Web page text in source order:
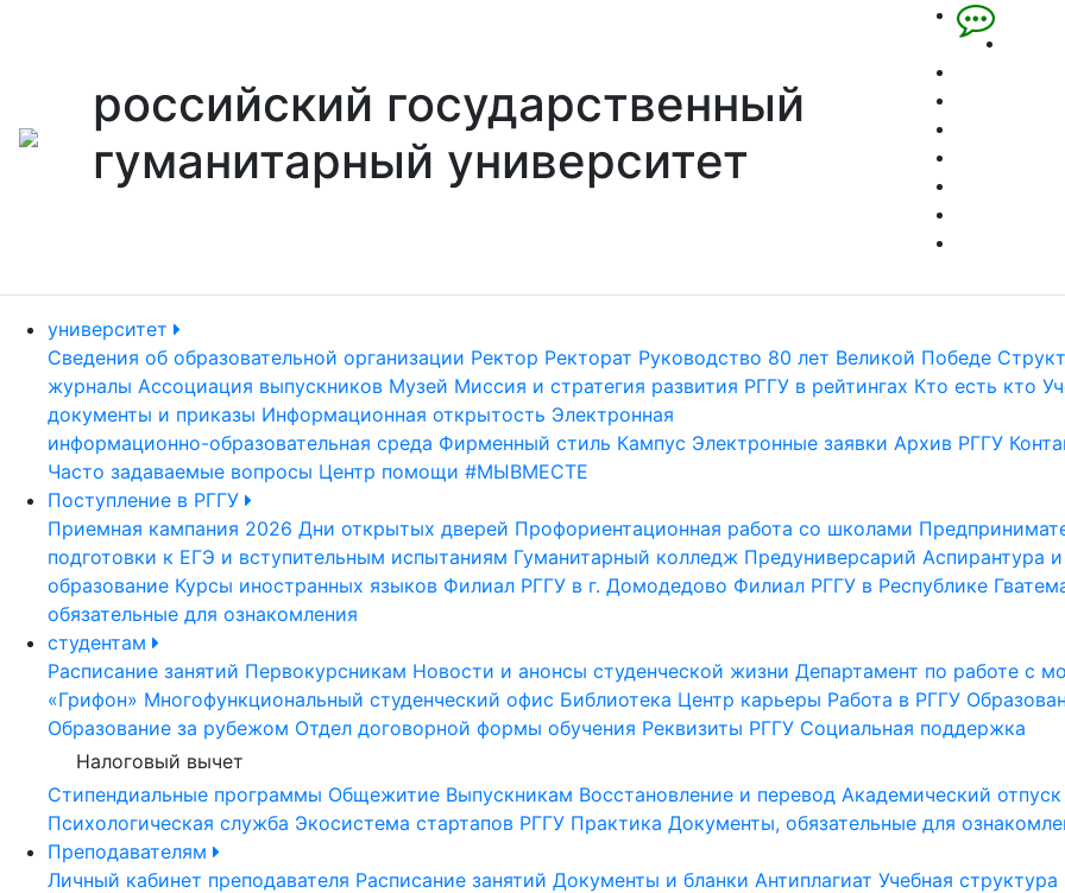
российский государственный
гуманитарный университет
университет
Сведения об образовательной организации Ректор Ректорат Руководство 80 лет Великой Победе
журналы Ассоциация выпускников Музей Миссия и стратегия развития РГГУ в рейтингах Кто есть кто
документы и приказы Информационная открытость Электронная
информационно-образовательная среда Фирменный стиль Кампус Электронные заявки Архив РГГУ
Часто задаваемые вопросы Центр помощи #МЫВМЕСТЕ
Поступление в РГГУ
Приемная кампания 2026 Дни открытых дверей Профориентационная работа со школами
подготовки к ЕГЭ и вступительным испытаниям Гуманитарный колледж Предуниверсарий Аспирантура
образование Курсы иностранных языков Филиал РГГУ в г. Домодедово Филиал РГГУ в Республике
обязательные для ознакомления
студентам
Расписание занятий Первокурсникам Новости и анонсы студенческой жизни Департамент по работе с
«Грифон» Многофункциональный студенческий офис Библиотека Центр карьеры Работа в РГГУ
Образование за рубежом Отдел договорной формы обучения Реквизиты РГГУ Социальная поддержка
Налоговый вычет
Стипендиальные программы Общежитие Выпускникам Восстановление и перевод Академический отпуск
Психологическая служба Экосистема стартапов РГГУ Практика Документы, обязательные для
Преподавателям
Личный кабинет преподавателя Расписание занятий Документы и бланки Антиплагиат Учебная структура